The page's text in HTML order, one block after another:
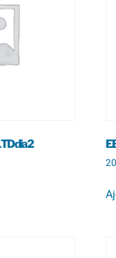
dia 2